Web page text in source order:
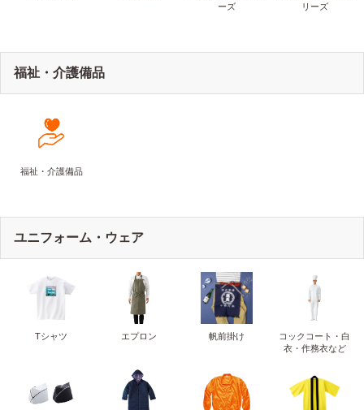
ーズ
リーズ
福祉・介護備品
福祉・介護備品
ユニフォーム・ウェア
Tシャツ エプロン 帆前掛け
コックコート・白
衣・作務衣など